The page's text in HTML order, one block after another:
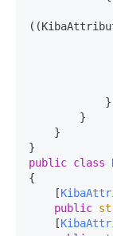
public class
{
    [
public
    [